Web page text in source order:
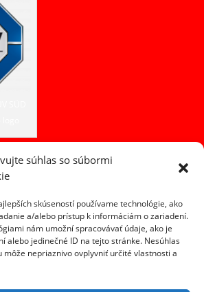
súhlas so súbormi
skúseností používame technológie, ako
a/alebo prístup k informáciám o zariadení.
nám umožní spracovávať údaje, ako je
alebo jedinečné ID na tejto stránke. Nesúhlas
môže nepriaznivo ovplyvniť určité vlastnosti a
600